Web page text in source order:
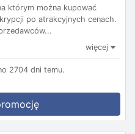
którym można kupować
po atrakcyjnych cenach.
więcej
2704 dni temu.